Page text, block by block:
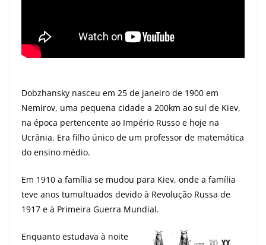
Dobzhansky nasceu em 25 de janeiro de 1900 em
Nemirov, uma pequena cidade a 200km ao sul de Kiev,
na época pertencente ao Império Russo e hoje na
Ucrânia. Era filho único de um professor de matemática
do ensino médio.
Em 1910 a família se mudou para Kiev, onde a família
teve anos tumultuados devido à Revolução Russa de
1917 e à Primeira Guerra Mundial.
Enquanto estudava à noite